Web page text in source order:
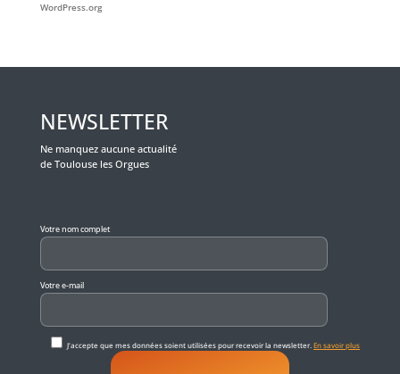
WordPress.org
NEWSLETTER
Ne manquez aucune actualité
de Toulouse les Orgues
Votre nom complet
Votre e-mail
J'accepte que mes données soient utilisées pour recevoir la newsletter.En savoir plus